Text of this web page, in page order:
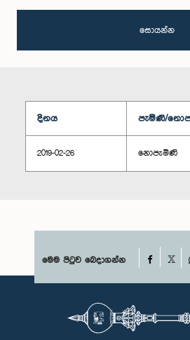
සොයන්න
දිනය පැමිණි/
2019-02-26 නොපැමිණි
මෙම පිටුව බෙදාගන්න Facebook